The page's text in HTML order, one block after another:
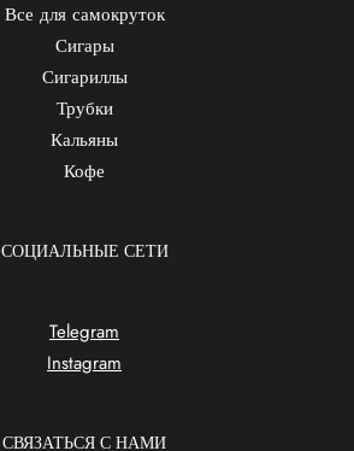
Все для самокруток
Сигары
Сигариллы
Трубки
Кальяны
Кофе
СОЦИАЛЬНЫЕ СЕТИ
Telegram
Instagram
СВЯЗАТЬСЯ С НАМИ